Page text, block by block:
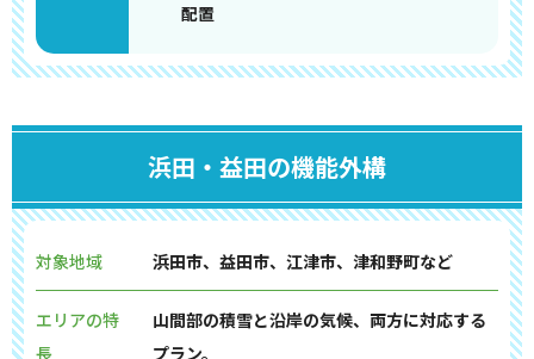
配置
浜田・益田の機能外構
対象地域 浜田市、益田市、江津市、津和野町など
エリアの特
長
山間部の積雪と沿岸の気候、両方に対応する
プラン。